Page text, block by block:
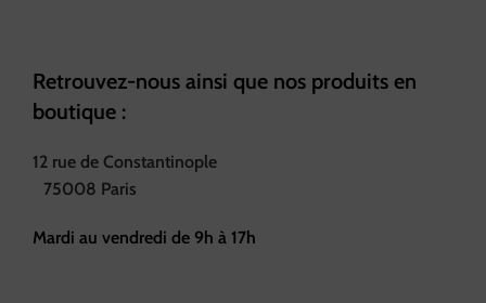
Retrouvez-nous ainsi que nos produits en
boutique :
12 rue de Constantinople
75008 Paris
Mardi au vendredi de 9h à 17h